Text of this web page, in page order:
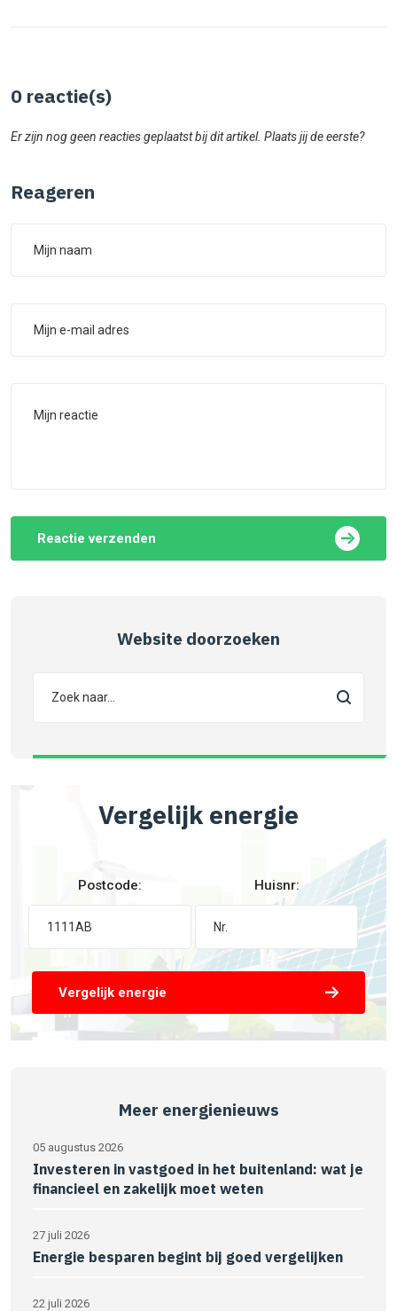
0 reactie(s)
Er zijn nog geen reacties geplaatst bij dit artikel. Plaats jij de eerste?
Reageren
Reactie verzenden
Website doorzoeken
Vergelijk energie
Postcode: Huisnr:
Vergelijk energie
Meer energienieuws
05 augustus 2026
Investeren in vastgoed in het buitenland: wat je
financieel en zakelijk moet weten
27 juli 2026
Energie besparen begint bij goed vergelijken
22 juli 2026